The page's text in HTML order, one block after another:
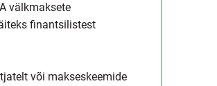
välkmaksete
finantsilistest
või makseskeemide